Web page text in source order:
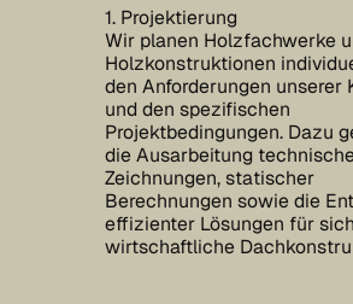
1. Projektierung
Wir planen Holzfachwerke
Holzkonstruktionen
den Anforderungen unserer
und den spezifischen
Projektbedingungen. Dazu
die Ausarbeitung
Zeichnungen, statischer
Berechnungen sowie die
effizienter Lösungen für
wirtschaftliche